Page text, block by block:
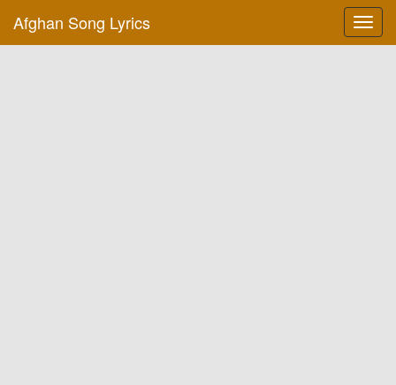
Afghan Song Lyrics